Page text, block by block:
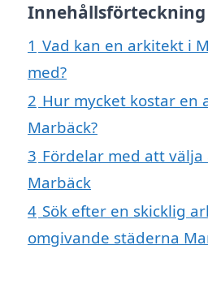
Innehållsförteckning
1 Vad kan en arkitekt i
med?
2 Hur mycket kostar en
Marbäck?
3 Fördelar med att
Marbäck
4 Sök efter en skicklig
omgivande städerna